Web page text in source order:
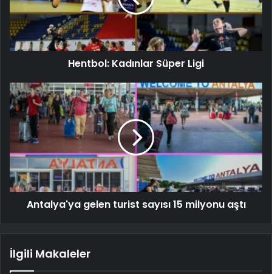
Hentbol: Kadınlar Süper Ligi
Antalya'ya gelen turist sayısı 15 milyonu aştı
İlgili Makaleler